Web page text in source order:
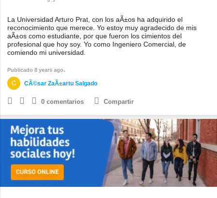
La Universidad Arturo Prat, con los aÃ±os ha adquirido el
reconocimiento que merece. Yo estoy muy agradecido de mis
aÃ±os como estudiante, por que fueron los cimientos del
profesional que hoy soy. Yo como Ingeniero Comercial, de
comiendo mi universidad.
Publicado 8 years ago.
CÃ©sar ZaÃ±artu Salgado
0 comentarios Compartir